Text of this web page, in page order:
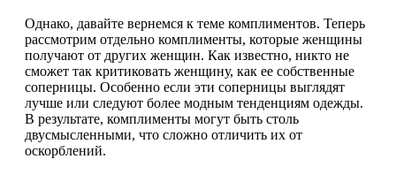
Однако, давайте вернемся к теме комплиментов. Теперь
рассмотрим отдельно комплименты, которые женщины
получают от других женщин. Как известно, никто не
сможет так критиковать женщину, как ее собственные
соперницы. Особенно если эти соперницы выглядят
лучше или следуют более модным тенденциям одежды.
В результате, комплименты могут быть столь
двусмысленными, что сложно отличить их от
оскорблений.